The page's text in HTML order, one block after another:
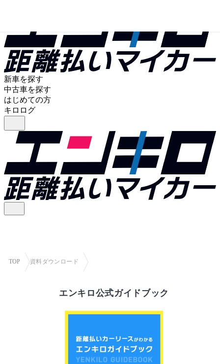
新車を探す
中古車を探す
はじめての方
キロログ
TOP 資料ダウンロード
エンキロ公式ガイドブック